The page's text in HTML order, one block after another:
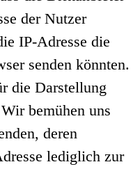
der Nutzer
IP-Adresse die
senden könnten.
die Darstellung
bemühen uns
deren
lediglich zur